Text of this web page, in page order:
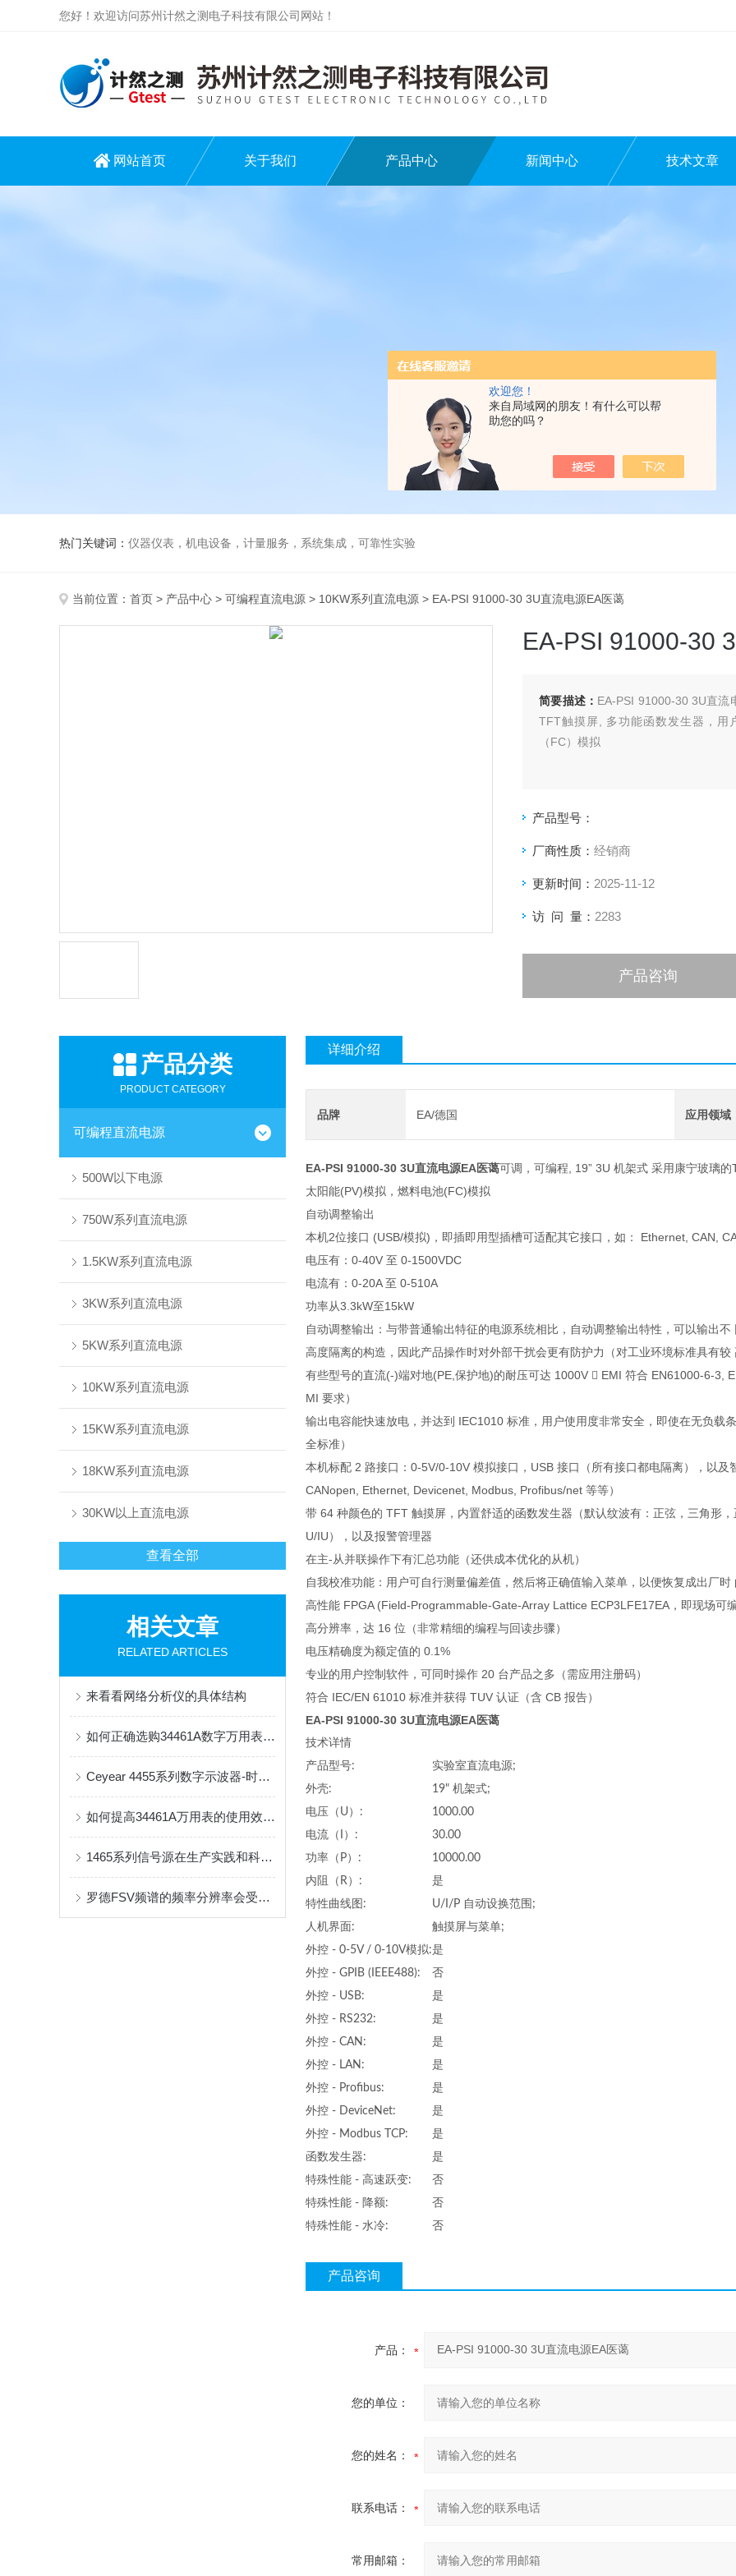
欢迎您！
来自局域网的朋友！有什么可以帮
助您的吗？
您好！欢迎访问苏州计然之测电子科技有限公司网站！
网站首页 关于我们 产品中心 新闻中心 技术文章
热门关键词： 仪器仪表，机电设备，计量服务，系统集成，可靠性实验
当前位置： 首页 > 产品中心 > 可编程直流电源 > 10KW系列直流电源 > EA-PSI 91000-30 3U直流电源EA医蔼
EA-PSI 91000-30
简要描述： EA-PSI 91000-30 3U直流
TFT触摸屏, 多功能函数发生器，用
（FC）模拟
产品型号：
厂商性质： 经销商
更新时间： 2025-11-12
访 问 量： 2283
产品咨询
产品分类
PRODUCT CATEGORY
可编程直流电源
500W以下电源
750W系列直流电源
1.5KW系列直流电源
3KW系列直流电源
5KW系列直流电源
10KW系列直流电源
15KW系列直流电源
18KW系列直流电源
30KW以上直流电源
查看全部
相关文章
RELATED ARTICLES
来看看网络分析仪的具体结构
如何正确选购34461A数字万用表，小编这就告诉你
Ceyear 4455系列数字示波器-时域高精度测试好帮手
如何提高34461A万用表的使用效率？
1465系列信号源在生产实践和科技领域中有着广泛的应用
罗德FSV频谱的频率分辨率会受到哪些影响？
详细介绍
品牌 EA/德国 应用领域
EA-PSI 91000-30 3U直流电源EA医蔼可调，可编程, 19” 3U 机架式 采用康宁玻璃
太阳能(PV)模拟，燃料电池(FC)模拟
自动调整输出
本机2位接口 (USB/模拟)，即插即用型插槽可适配其它接口，如： Ethernet, CAN,
电压有：0-40V 至 0-1500VDC
电流有：0-20A 至 0-510A
功率从3.3kW至15kW
自动调整输出：与带普通输出特征的电源系统相比，自动调整输出特性，可以输出
高度隔离的构造，因此产品操作时对外部干扰会更有防护力（对工业环境标准具有
有些型号的直流(-)端对地(PE,保护地)的耐压可达 1000V  EMI 符合 EN61000-6-3,
MI 要求）
输出电容能快速放电，并达到 IEC1010 标准，用户使用度非常安全，即使在无负载
全标准）
本机标配 2 路接口：0-5V/0-10V 模拟接口，USB 接口（所有接口都电隔离），以
CANopen, Ethernet, Devicenet, Modbus, Profibus/net 等等）
带 64 种颜色的 TFT 触摸屏，内置舒适的函数发生器（默认纹波有：正弦，三角形
U/IU），以及报警管理器
在主-从并联操作下有汇总功能（还供成本优化的从机）
自我校准功能：用户可自行测量偏差值，然后将正确值输入菜单，以便恢复成出厂时
高性能 FPGA (Field-Programmable-Gate-Array Lattice ECP3LFE17EA，即现场可
高分辨率，达 16 位（非常精细的编程与回读步骤）
电压精确度为额定值的 0.1%
专业的用户控制软件，可同时操作 20 台产品之多（需应用注册码）
符合 IEC/EN 61010 标准并获得 TUV 认证（含 CB 报告）
EA-PSI 91000-30 3U直流电源EA医蔼
技术详情
产品型号:
实验室直流电源;
外壳:
19" 机架式;
电压（U）:
1000.00
电流（I）:
30.00
功率（P）:
10000.00
内阻（R）:
是
特性曲线图:
U/I/P 自动设换范围;
人机界面:
触摸屏与菜单;
外控 - 0-5V / 0-10V模拟:是
外控 - GPIB (IEEE488):
否
外控 - USB:
是
外控 - RS232:
是
外控 - CAN:
是
外控 - LAN:
是
外控 - Profibus:
是
外控 - DeviceNet:
是
外控 - Modbus TCP:
是
函数发生器:
是
特殊性能 - 高速跃变:
否
特殊性能 - 降额:
否
特殊性能 - 水冷:
否
产品咨询
产品：
您的单位：
您的姓名：
联系电话：
常用邮箱：